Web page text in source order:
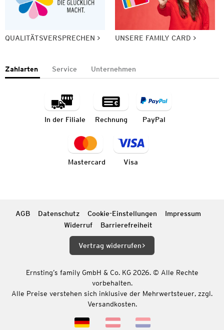
QUALITÄTSVERSPRECHEN UNSERE FAMILY CARD
Zahlarten Service Unternehmen
In der Filiale Rechnung PayPal
Mastercard Visa
AGB Datenschutz Cookie-Einstellungen
Impressum
Widerruf
Barrierefreiheit
Vertrag widerrufen
Ernsting’s family GmbH & Co. KG 2026. © Alle Rechte
vorbehalten.
Alle Preise verstehen sich inklusive der Mehrwertsteuer, zzgl.
Versandkosten.